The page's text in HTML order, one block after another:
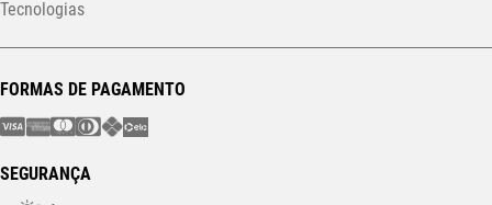
Tecnologias
FORMAS DE PAGAMENTO
SEGURANÇA